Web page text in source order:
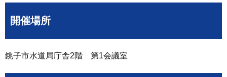
開催場所
銚子市水道局庁舎2階 第1会議室